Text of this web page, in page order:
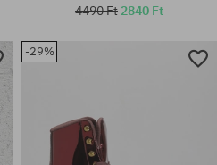
Elérhető méretek:
4490 Ft 2840 Ft
-29%